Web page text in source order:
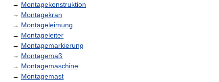
→ Montagekonstruktion
→ Montagekran
→ Montageleimung
→ Montageleiter
→ Montagemarkierung
→ Montagemaß
→ Montagemaschine
→ Montagemast